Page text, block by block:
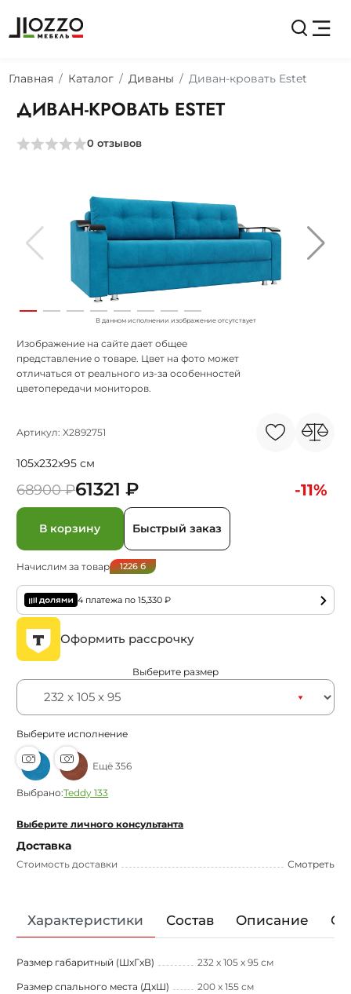
Главная Каталог Диваны Диван-кровать Estet
ДИВАН-КРОВАТЬ ESTET
0 отзывов
В данном исполнении изображение отсутствует
Изображение на сайте дает общее
представление о товаре. Цвет на фото может
отличаться от реального из-за особенностей
цветопередачи мониторов.
Артикул: X2892751
105x232x95 см
68900 ₽61321 ₽ -11%
В корзину Быстрый заказ
Начислим за товар 1226б
4 платежа по15,330 ₽
Оформить рассрочку
Выберите размер
Выберите исполнение
Ещё 356
Выбрано:Teddy 133
Выберите личного консультанта
Доставка
Стоимость доставки Смотреть
Характеристики Состав Описание
Размер габаритный (ШxГxВ) 232 х 105 х 95 см
Размер спального места (ДxШ) 200 x 155 см